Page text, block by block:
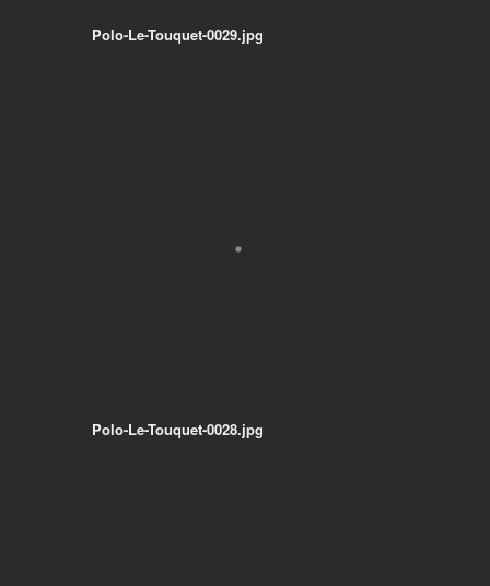
Polo-Le-Touquet-0029.jpg
Polo-Le-Touquet-0028.jpg